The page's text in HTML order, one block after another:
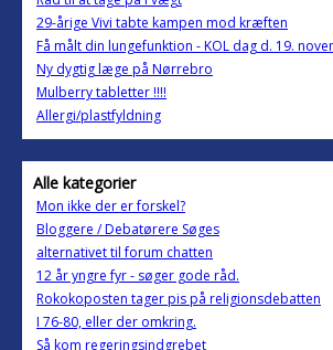
29-årige Vivi tabte kampen mod kræften
Få målt din lungefunktion - KOL dag d. 19.
Ny dygtig læge på Nørrebro
Mulberry tabletter !!!!
Allergi/plastfyldning
Alle kategorier
Mon ikke der er forskel?
Bloggere / Debatørere Søges
alternativet til forum chatten
12 år yngre fyr - søger gode råd.
Rokokoposten tager pis på religionsdebatten
I 76-80, eller der omkring.
Så kom regeringsindgrebet